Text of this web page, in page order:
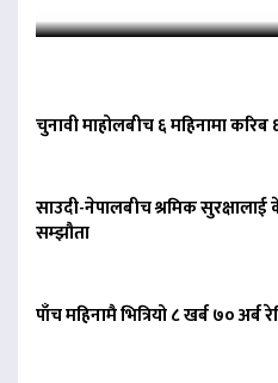
चुनावी माहोलबीच ६ महिनामा
साउदी-नेपालबीच श्रमिक सुरक्षालाई
सम्झौता
पाँच महिनामै भित्रियो ८ खर्ब ७० अर्ब